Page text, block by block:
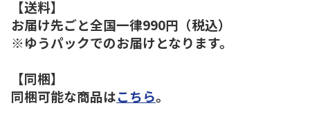
【送料】
お届け先ごと全国一律990円（税込）
※ゆうパックでのお届けとなります。
【同梱】
同梱可能な商品はこちら。